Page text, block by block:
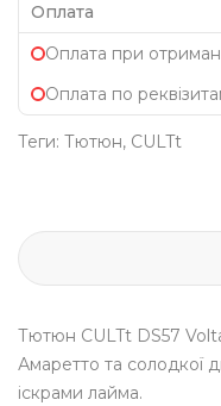
Оплата
Оплата при
Оплата по
Теги: Тютюн, CULTt
Тютюн CULTt DS57
Амаретто та солодкої
іскрами лайма.